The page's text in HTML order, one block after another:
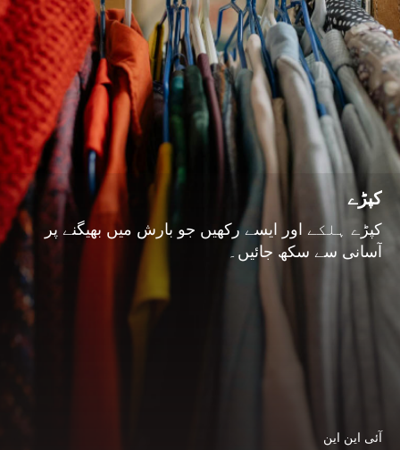
کپڑے
کپڑے ہلکے اور ایسے رکھیں جو بارش میں بھیگنے پر
آسانی سے سکھ جائیں۔
آئی این این